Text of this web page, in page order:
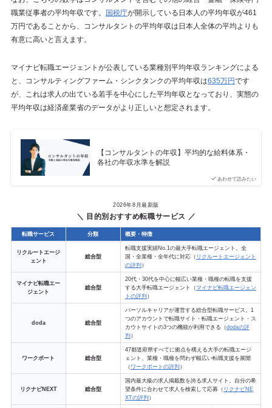
職業従事者の平均年収です。 国税庁が開示している日本人の平均年収が461
万円であることから、コンサルタントの平均年収は日本人全体の平均よりも
有意に高いと言えます。
マイナビ転職エージェントが公表している業種別平均年収ランキングによる
と、コンサルティングファーム・シンクタンクの平均年収は635万円です
が、これは求人の出ている若手を中心にした平均年収となっており、実態の
平均年収は経済産業省のデータがより正しいと想定されます。
あわせて読みたい
【コンサルタントの年収】平均的な給料体系・
各社の年収水準を解説
2026年8月最新版
＼ 目的別おすすめ転職サービス ／
転職サービス 分類 概要・特徴
リクルートエージ
ェント
総合型
転職支援実績No.1の最大手転職エージェント。全
国・全業種・全年代に対応（ リクルートエージェント
の評判 ）
マイナビ転職エー
ジェント
総合型
20代・30代を中心に幅広い業種・職種の転職を支援
する大手転職エージェント（マイナビ転職エージェン
トの評判 ）
doda 総合型
パーソルキャリアが運営する総合型転職サービス。1
つのアカウントで転職サイト・転職エージェント・ス
カウトサイトの3つの機能が利用できる（dodaの評
判 ）
ワークポート 総合型
47都道府県すべてに拠点を構える大手の転職エージ
ェント。業種・職種を問わず幅広い転職支援を展開
（ ワークポートの評判 ）
リクナビNEXT 総合型
国内最大級の求人掲載数を誇る求人サイト。自分の希
望条件に合わせて求人を検索して応募（ リクナビNE
XTの評判 ）